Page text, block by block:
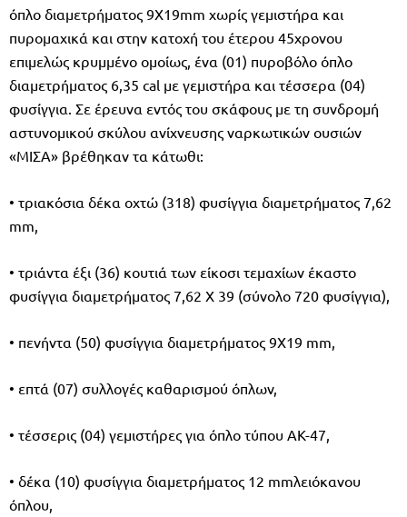
όπλο διαμετρήματος 9Χ19mm χωρίς γεμιστήρα και
πυρομαχικά και στην κατοχή του έτερου 45χρονου
επιμελώς κρυμμένο ομοίως, ένα (01) πυροβόλο όπλο
διαμετρήματος 6,35 cal με γεμιστήρα και τέσσερα (04)
φυσίγγια. Σε έρευνα εντός του σκάφους με τη συνδρομή
αστυνομικού σκύλου ανίχνευσης ναρκωτικών ουσιών
«ΜΙΣΑ» βρέθηκαν τα κάτωθι:
• τριακόσια δέκα οχτώ (318) φυσίγγια διαμετρήματος 7,62
mm,
• τριάντα έξι (36) κουτιά των είκοσι τεμαχίων έκαστο
φυσίγγια διαμετρήματος 7,62 Χ 39 (σύνολο 720 φυσίγγια),
• πενήντα (50) φυσίγγια διαμετρήματος 9Χ19 mm,
• επτά (07) συλλογές καθαρισμού όπλων,
• τέσσερις (04) γεμιστήρες για όπλο τύπου ΑΚ-47,
• δέκα (10) φυσίγγια διαμετρήματος 12 mmλειόκανου
όπλου,